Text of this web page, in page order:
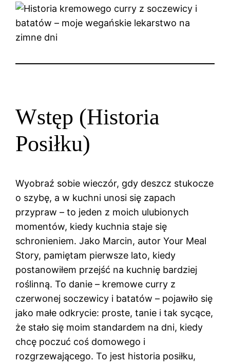
Wstęp (Historia
Posiłku)
Wyobraź sobie wieczór, gdy deszcz stukocze
o szybę, a w kuchni unosi się zapach
przypraw – to jeden z moich ulubionych
momentów, kiedy kuchnia staje się
schronieniem. Jako Marcin, autor Your Meal
Story, pamiętam pierwsze lato, kiedy
postanowiłem przejść na kuchnię bardziej
roślinną. To danie – kremowe curry z
czerwonej soczewicy i batatów – pojawiło się
jako małe odkrycie: proste, tanie i tak sycące,
że stało się moim standardem na dni, kiedy
chcę poczuć coś domowego i
rozgrzewającego. To jest historia posiłku,